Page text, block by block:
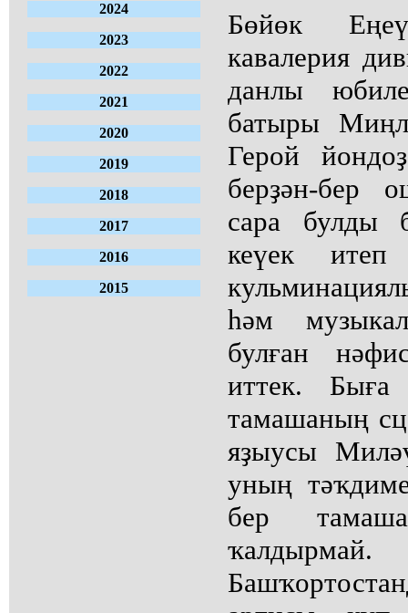
2024
2023
2022
2021
2020
2019
2018
2017
2016
2015
Бөйөк
кавалерия
данлы
батыры
Герой
берҙән-бер
сара булды
кеүек
һәм
булған
иттек. Быға
тамашаның
яҙыусы
уның
бер